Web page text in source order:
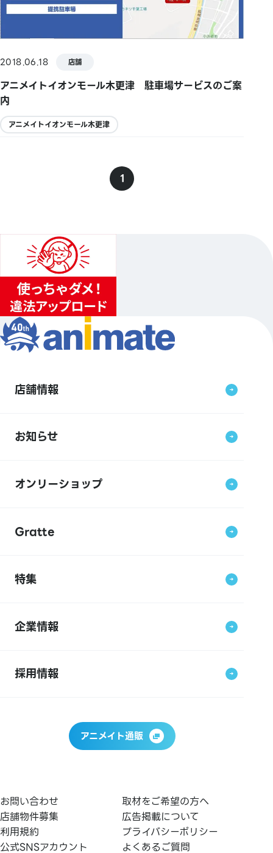
2018.06.18 店舗
アニメイトイオンモール木更津 駐車場サービスのご案
内
アニメイトイオンモール木更津
1
店舗情報
お知らせ
オンリーショップ
Gratte
特集
企業情報
採用情報
アニメイト通販
お問い合わせ
取材をご希望の方へ
店舗物件募集
広告掲載について
利用規約
プライバシーポリシー
公式SNSアカウント
よくあるご質問